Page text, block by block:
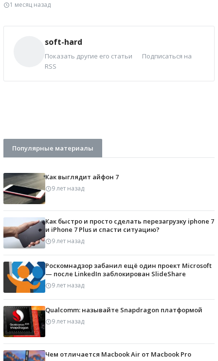
1 месяц назад
soft-hard
Показать другие его статьи
Подписаться на
RSS
Популярные материалы
Как выглядит айфон 7
9 лет назад
Как быстро и просто сделать перезагрузку iphone 7
и iPhone 7 Plus и спасти ситуацию?
9 лет назад
Роскомнадзор забанил ещё один проект Microsoft
— после LinkedIn заблокирован SlideShare
9 лет назад
Qualcomm: называйте Snapdragon платформой
9 лет назад
Чем отличается Macbook Air от Macbook Pro